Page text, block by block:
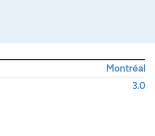
Montréal
3.0